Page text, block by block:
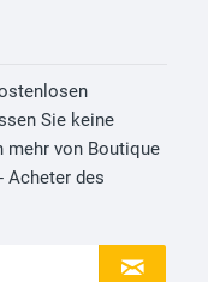
Sie keine
mehr von Boutique
Acheter des